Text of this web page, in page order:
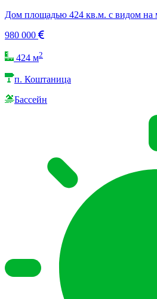
Дом площадью 424 кв.м. с видом на
980 000
424 м2
п. Коштаница
Бассейн